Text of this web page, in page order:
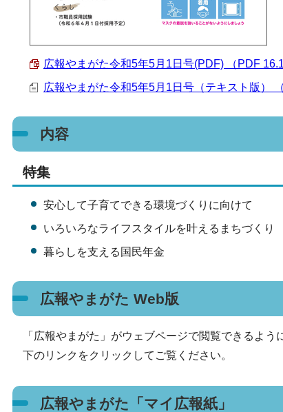
広報やまがた令和5年5月1日号(PDF) （PDF 16.1
広報やまがた令和5年5月1日号（テキスト版）
内容
特集
安心して子育てできる環境づくりに向けて
いろいろなライフスタイルを叶えるまちづくり
暮らしを支える国民年金
広報やまがた Web版
「広報やまがた」がウェブページで閲覧できるよう
下のリンクをクリックしてご覧ください。
広報やまがた「マイ広報紙」